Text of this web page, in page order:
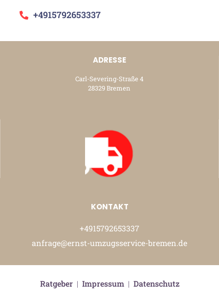
+4915792653337
ADRESSE
Carl-Severing-Straße 4
28329 Bremen
KONTAKT
+4915792653337
anfrage@ernst-umzugsservice-bremen.de
Ratgeber| Impressum| Datenschutz